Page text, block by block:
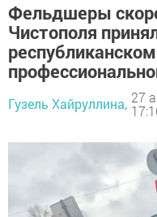
Фельдшеры
Чистополя
Гузель Хайруллина, 27